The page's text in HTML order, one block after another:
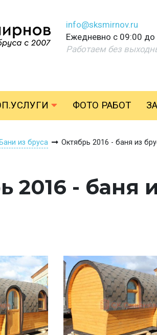
info@sksmirnov.ru
Ежедневно с 09:00 до
Работаем без
ФОТО РАБОТ
Бани из бруса Октябрь 2016 - баня из
2016 - баня